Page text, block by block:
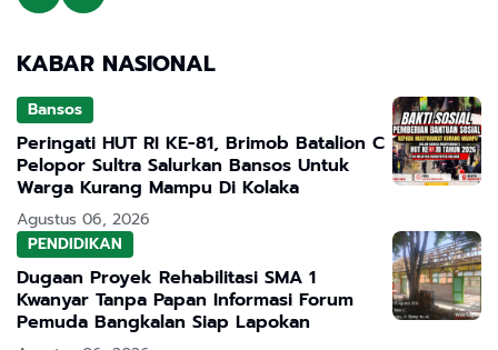
KABAR NASIONAL
Bansos
Peringati HUT RI KE-81, Brimob Batalion C
Pelopor Sultra Salurkan Bansos Untuk
Warga Kurang Mampu Di Kolaka
Agustus 06, 2026
PENDIDIKAN
Dugaan Proyek Rehabilitasi SMA 1
Kwanyar Tanpa Papan Informasi Forum
Pemuda Bangkalan Siap Lapokan